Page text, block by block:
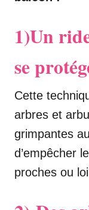
1)Un
se
Cette
arbres et
grimpantes
d’empêcher
proches ou